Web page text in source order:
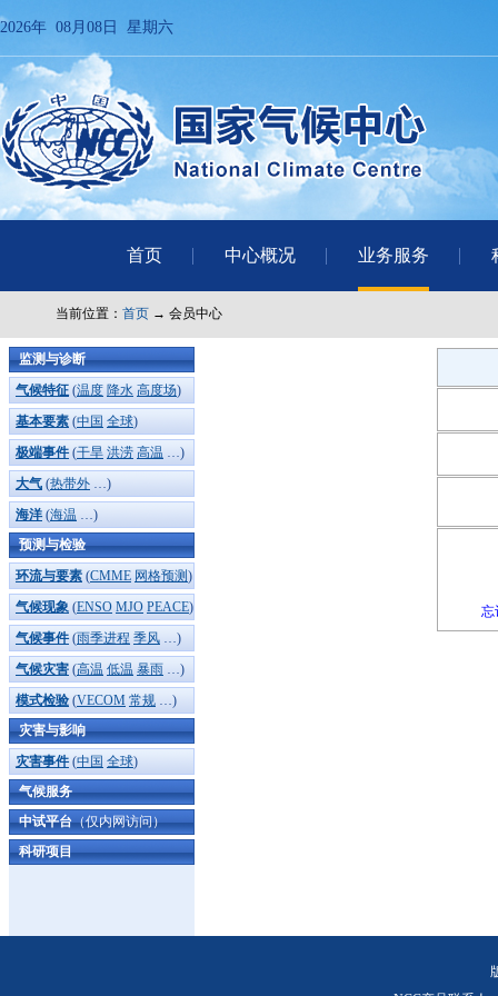
2026年 08月08日 星期六
首页 中心概况 业务服务
当前位置： 首页 → 会员中心
监测与诊断
气候特征 (温度 降水 高度场)
基本要素 (中国 全球)
极端事件(干旱 洪涝 高温 …)
大气 (热带外 …)
海洋(海温 …)
预测与检验
环流与要素 (CMME 网格预测)
气候现象 (ENSO MJO PEACE)
气候事件(雨季进程 季风 …)
气候灾害 (高温 低温 暴雨 …)
模式检验(VECOM 常规 …)
灾害与影响
灾害事件(中国 全球)
气候服务
中试平台（仅内网访问）
科研项目
忘